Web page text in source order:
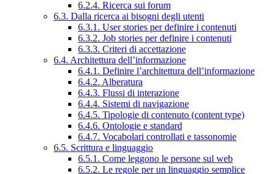
6.2.4. Ricerca sui forum
6.3. Dalla ricerca ai bisogni degli utenti
6.3.1. User stories per definire i contenuti
6.3.2. Job stories per definire i contenuti
6.3.3. Criteri di accettazione
6.4. Architettura dell’informazione
6.4.1. Definire l’architettura dell’informazione
6.4.2. Alberatura
6.4.3. Flussi di interazione
6.4.4. Sistemi di navigazione
6.4.5. Tipologie di contenuto (content type)
6.4.6. Ontologie e standard
6.4.7. Vocabolari controllati e tassonomie
6.5. Scrittura e linguaggio
6.5.1. Come leggono le persone sul web
6.5.2. Le regole per un linguaggio semplice